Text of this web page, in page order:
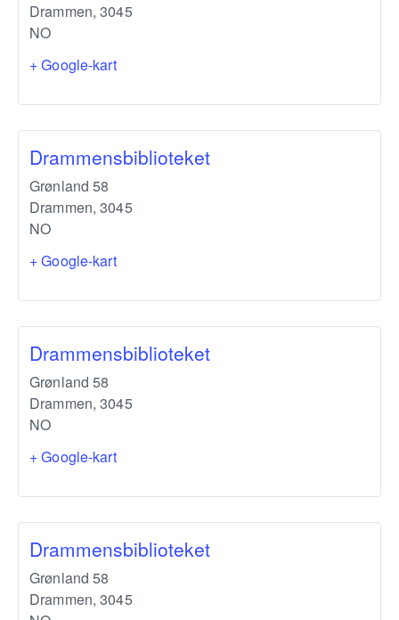
Drammen, 3045
NO
+ Google-kart
Drammensbiblioteket
Grønland 58
Drammen, 3045
NO
+ Google-kart
Drammensbiblioteket
Grønland 58
Drammen, 3045
NO
+ Google-kart
Drammensbiblioteket
Grønland 58
Drammen, 3045